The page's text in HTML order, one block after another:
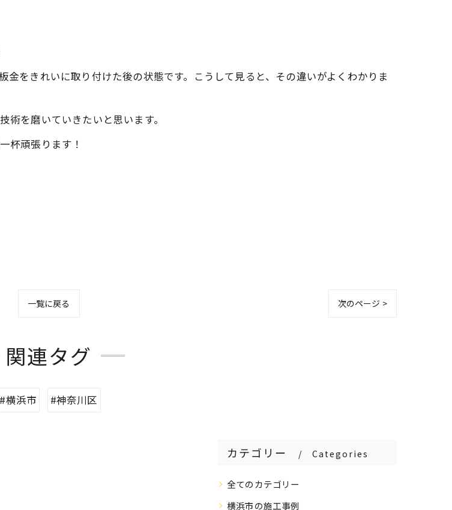
をきれいに取り付けた後の状態です。こうして見ると、その違いがよくわかりま
を磨いていきたいと思います。
杯頑張ります！
一覧に戻る 次のページ >
関連タグ
#横浜市 #神奈川区
カテゴリー Categories
全てのカテゴリー
横浜市の施工事例